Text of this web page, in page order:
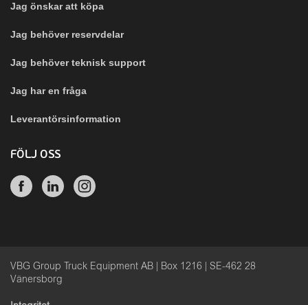
Jag önskar att köpa
Jag behöver reservdelar
Jag behöver teknisk support
Jag har en fråga
Leverantörsinformation
FÖLJ OSS
VBG Group Truck Equipment AB | Box 1216 | SE-462 28
Vänersborg